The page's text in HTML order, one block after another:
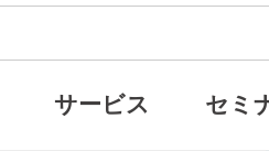
サービス セミ
効活用法！ ～
ードは「知財」